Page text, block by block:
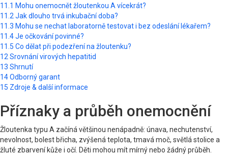
11.1 Mohu onemocnět žloutenkou A vícekrát?
11.2 Jak dlouho trvá inkubační doba?
11.3 Mohu se nechat laboratorně testovat i bez odeslání lékařem?
11.4Je očkování povinné?
11.5 Co dělat při podezření na žloutenku?
12 Srovnání virových hepatitid
13 Shrnutí
14Odborný garant
15 Zdroje & další informace
Příznaky a průběh onemocnění
Žloutenka typu A začíná většinou nenápadně: únava, nechutenství,
nevolnost, bolest břicha, zvýšená teplota, tmavá moč, světlá stolice a
žluté zbarvení kůže i očí. Děti mohou mít mírný nebo žádný průběh.